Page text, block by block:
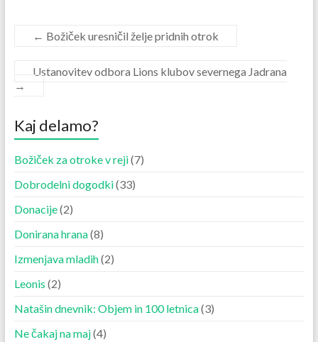
← Božiček uresničil želje pridnih otrok
Ustanovitev odbora Lions klubov severnega Jadrana
→
Kaj delamo?
Božiček za otroke v reji(7)
Dobrodelni dogodki(33)
Donacije(2)
Donirana hrana(8)
Izmenjava mladih(2)
Leonis (2)
Natašin dnevnik: Objem in 100 letnica(3)
Ne čakaj na maj(4)